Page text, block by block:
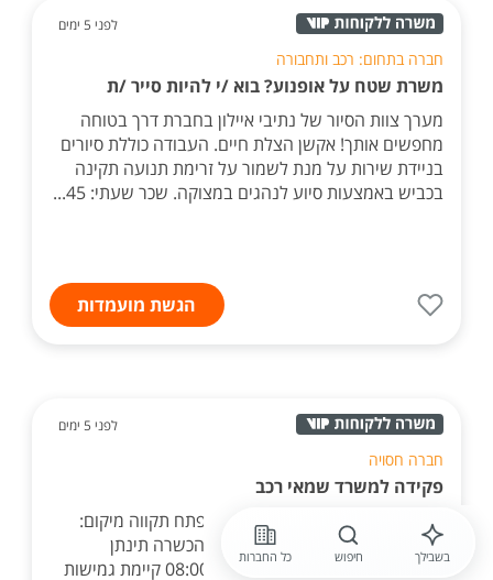
לפני 5 ימים
חברה בתחום: רכב ותחבורה
משרת שטח על אופנוע? בוא /י להיות סייר /ת
מערך צוות הסיור של נתיבי איילון בחברת דרך בטוחה
מחפשים אותך! אקשן הצלת חיים. העבודה כוללת סיורים
בניידת שירות על מנת לשמור על זרימת תנועה תקינה
בכביש באמצעות סיוע לנהגים במצוקה. שכר שעתי: 45...
הגשת מועמדות
לפני 5 ימים
חברה חסויה
פקידה למשרד שמאי רכב
דרושה פקידה למשרד שמאי רכב - פתח תקווה מיקום:
פתח תקווה אין צורך בניסיון קודם - הכשרה תינתן
למתאימה. שעות העבודה: 08:00-17:00 קיימת גמישות
בשבילך חיפוש כל החברות